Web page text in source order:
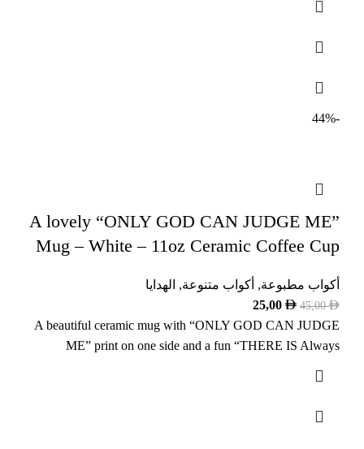
-44%
A lovely “ONLY GOD CAN JUDGE ME”
Mug – White – 11oz Ceramic Coffee Cup
أكواب مطبوعة, أكواب متنوعة, الهدايا
45,00
25,00
A beautiful ceramic mug with “ONLY GOD CAN JUDGE
ME” print on one side and a fun “THERE IS Always